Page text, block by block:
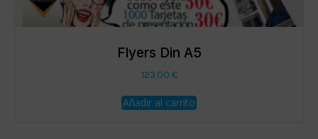
Flyers Din A5
123,00 €
Añadir al carrito